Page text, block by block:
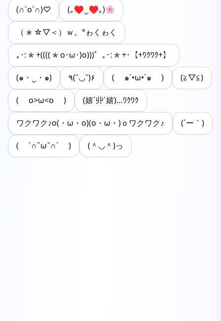
(∩˃o˂∩)♡ (｡♥‿♥｡)🌸
（*☆▽＜）ｗ。°ゎくゎく
｡･:*+((((*o･ω･)o)))゜｡･:*+･【+ﾜｸﾜｸ+】
(๑・‿・๑) ٩(˘◡˘)۶ ( ๑´•ω•`๑ ) (≧▽≦)
( o>ω<o ) (嬉´丱`嬉)…ﾜｸﾜｸ
ワクワク♪o(・ω・o)(o・ω・)ｏワクワク♪ (´ー｀)
( ´∩ˇωˇ∩` ) (＾◡＾)っ